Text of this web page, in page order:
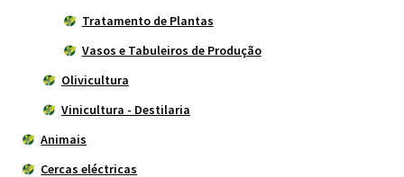
Tratamento de Plantas
Vasos e Tabuleiros de Produção
Olivicultura
Vinicultura - Destilaria
Animais
Cercas eléctricas